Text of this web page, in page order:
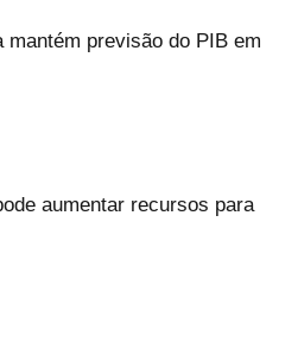
mantém previsão do PIB em
aumentar recursos para